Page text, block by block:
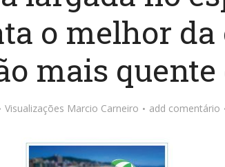
o melhor da
mais quente
Visualizações Marcio Carneiro add comentário